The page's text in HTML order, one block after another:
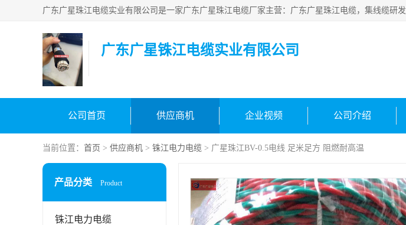
广东广星铢江电缆实业有限公司
公司首页 供应商机 企业视频 公司介绍
当前位置： 首页 > 供应商机 > 铢江电力电缆 > 广星珠江BV-0.5电线 足米足方 阻燃耐高温
产品分类 Product
铢江电力电缆